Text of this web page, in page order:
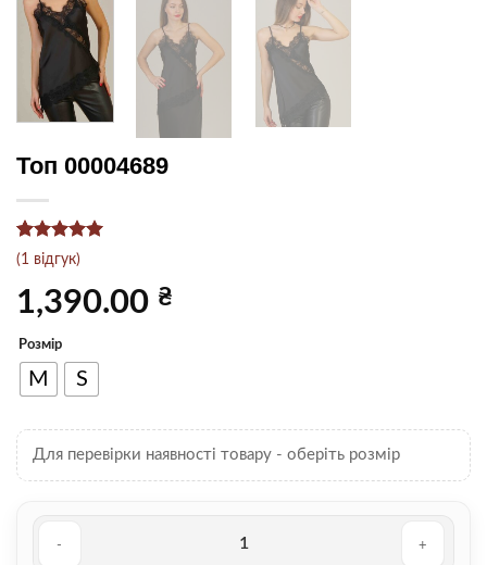
Топ 00004689
Рейтинг
з 5 на
основі
опитування
1
покупця
(1 відгук)
1,390.00 ₴
Розмір
M S
Для перевірки наявності товару - оберіть розмір